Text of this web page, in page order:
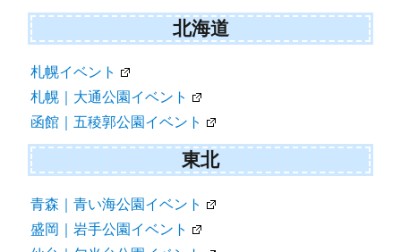
北海道
札幌イベント
札幌｜大通公園イベント
函館｜五稜郭公園イベント
東北
青森｜青い海公園イベント
盛岡｜岩手公園イベント